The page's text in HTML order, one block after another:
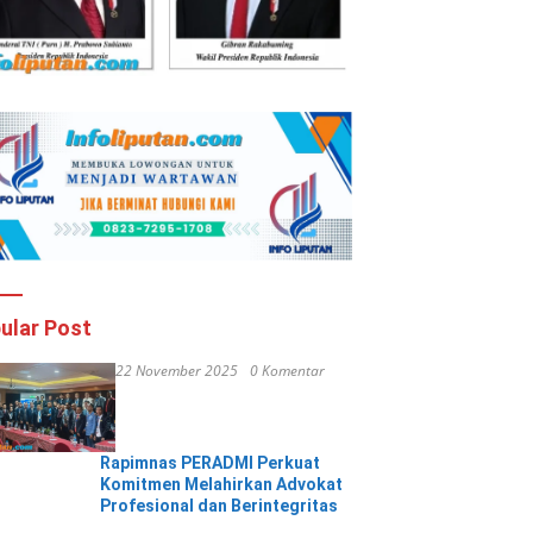
Post
22 November 2025 0 Komentar
Rapimnas PERADMI Perkuat
Komitmen Melahirkan Advokat
Profesional dan Berintegritas